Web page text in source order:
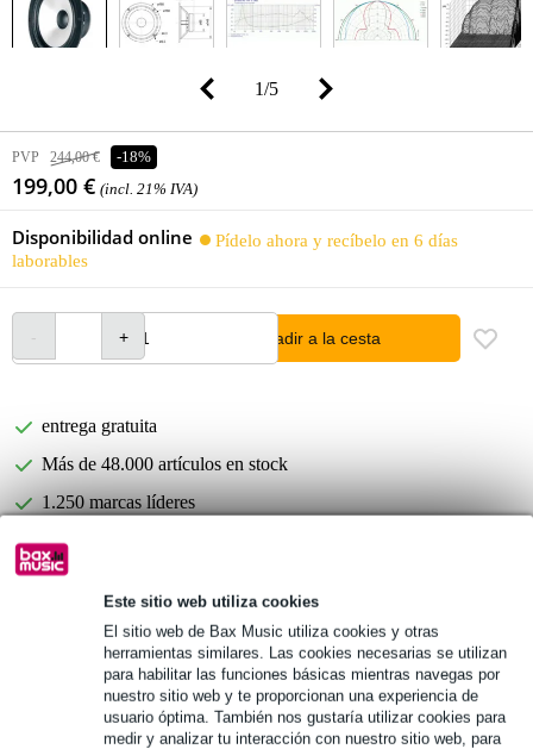
Este sitio web utiliza cookies
El sitio web de Bax Music utiliza cookies y otras
herramientas similares. Las cookies necesarias se utilizan
para habilitar las funciones básicas mientras navegas por
nuestro sitio web y te proporcionan una experiencia de
usuario óptima. También nos gustaría utilizar cookies para
medir y analizar tu interacción con nuestro sitio web, para
1/5
PVP 244,00 € -18%
199,00 € (incl. 21% IVA)
Disponibilidad online
Pídelo ahora y recíbelo en 6 días
laborables
añadir a la cesta
entrega gratuita
Más de 48.000 artículos en stock
1.250 marcas líderes
exclusivas!
Premio de 9,95 €
Información del producto
potencia eficaz: 70 W